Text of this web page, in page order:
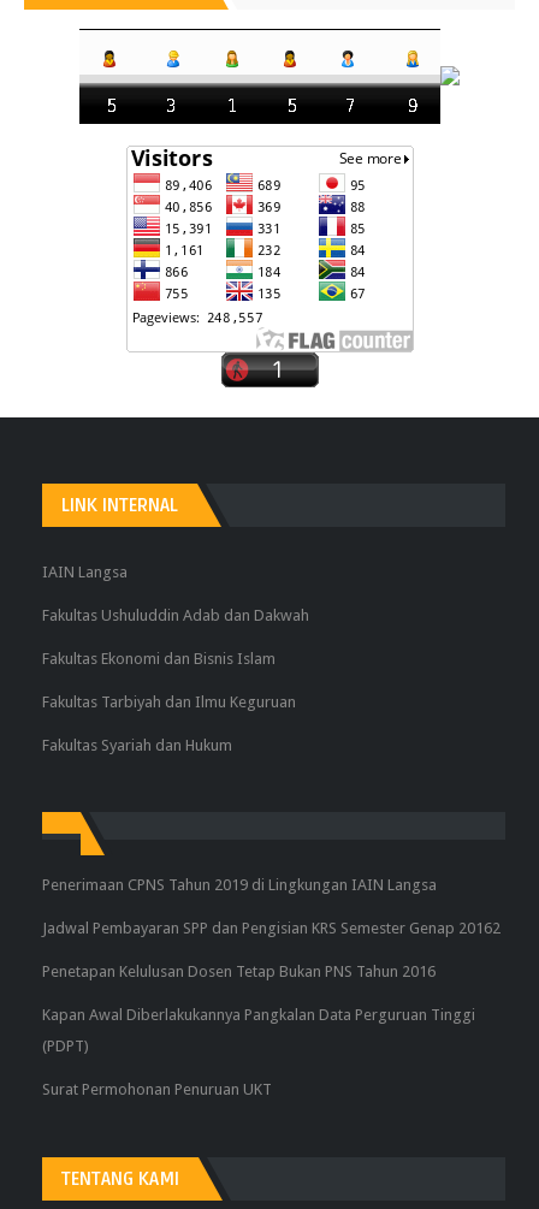
LINK INTERNAL
IAIN Langsa
Fakultas Ushuluddin Adab dan Dakwah
Fakultas Ekonomi dan Bisnis Islam
Fakultas Tarbiyah dan Ilmu Keguruan
Fakultas Syariah dan Hukum
Penerimaan CPNS Tahun 2019 di Lingkungan IAIN Langsa
Jadwal Pembayaran SPP dan Pengisian KRS Semester Genap 20162
Penetapan Kelulusan Dosen Tetap Bukan PNS Tahun 2016
Kapan Awal Diberlakukannya Pangkalan Data Perguruan Tinggi
(PDPT)
Surat Permohonan Penuruan UKT
TENTANG KAMI